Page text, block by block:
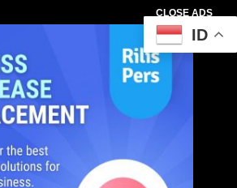
CLOSE ADS
ID